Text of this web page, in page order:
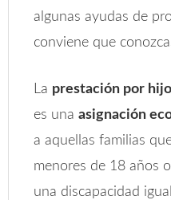
algunas ayudas de
conviene que
La prestación por
es unaasignación
a aquellas familias
menores de 18 años
una discapacidad